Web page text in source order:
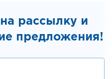
рассылку и
предложения!